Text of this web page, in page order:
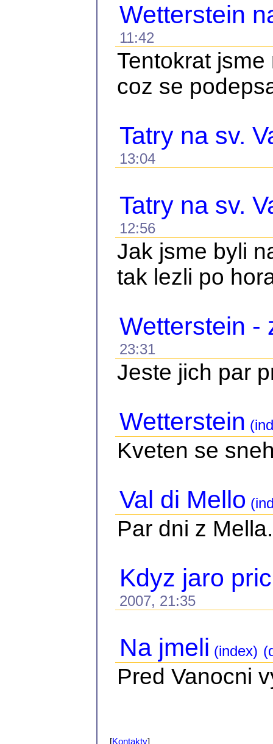
Wetterstein
11:42
Tentokrat
coz se
Tatry na sv.
13:04
Tatry na sv.
12:56
Jak jsme byli
tak lezli po
Wetterstein -
23:31
Jeste jich par
Wetterstein
Kveten se
Val di Mello
Par dni z Mella.
Kdyz jaro
2007, 21:35
Na jmeli (index)
Pred Vanocni
[Kontakty]